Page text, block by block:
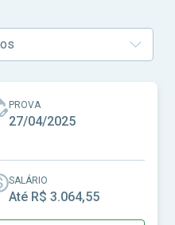
PROVA
27/04/2025
SALÁRIO
Até R$ 3.064,55